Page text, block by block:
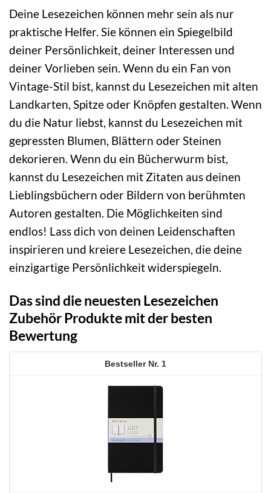
Deine Lesezeichen können mehr sein als nur
praktische Helfer. Sie können ein Spiegelbild
deiner Persönlichkeit, deiner Interessen und
deiner Vorlieben sein. Wenn du ein Fan von
Vintage-Stil bist, kannst du Lesezeichen mit alten
Landkarten, Spitze oder Knöpfen gestalten. Wenn
du die Natur liebst, kannst du Lesezeichen mit
gepressten Blumen, Blättern oder Steinen
dekorieren. Wenn du ein Bücherwurm bist,
kannst du Lesezeichen mit Zitaten aus deinen
Lieblingsbüchern oder Bildern von berühmten
Autoren gestalten. Die Möglichkeiten sind
endlos! Lass dich von deinen Leidenschaften
inspirieren und kreiere Lesezeichen, die deine
einzigartige Persönlichkeit widerspiegeln.
Das sind die neuesten Lesezeichen
Zubehör Produkte mit der besten
Bewertung
1